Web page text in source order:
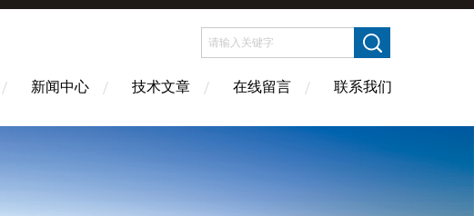
新闻中心 技术文章 在线留言 联系我们